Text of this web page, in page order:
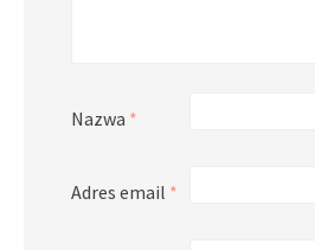
Nazwa *
Adres email *